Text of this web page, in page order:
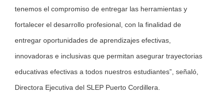
tenemos el compromiso de entregar las herramientas y
fortalecer el desarrollo profesional, con la finalidad de
entregar oportunidades de aprendizajes efectivas,
innovadoras e inclusivas que permitan asegurar trayectorias
educativas efectivas a todos nuestros estudiantes”, señaló,
Directora Ejecutiva del SLEP Puerto Cordillera.